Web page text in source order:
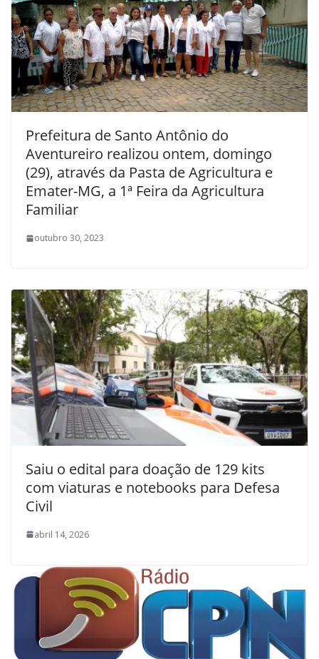
Prefeitura de Santo Antônio do
Aventureiro realizou ontem, domingo
(29), através da Pasta de Agricultura e
Emater-MG, a 1ª Feira da Agricultura
Familiar
outubro 30, 2023
Saiu o edital para doação de 129 kits
com viaturas e notebooks para Defesa
Civil
abril 14, 2026